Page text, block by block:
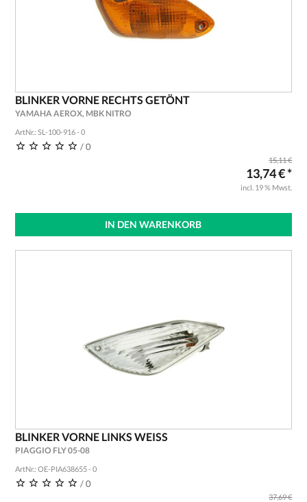
BLINKER VORNE RECHTS GETÖNT
YAMAHA AEROX, MBK NITRO
ArtNr.: SL-100-916 - 0
/ 0
15,11 €
13,74 € *
incl. 19 % Mwst.
IN DEN WARENKORB
BLINKER VORNE LINKS WEISS
PIAGGIO FLY 05-08
ArtNr.: OE-PIA638655 - 0
/ 0
37,69 €